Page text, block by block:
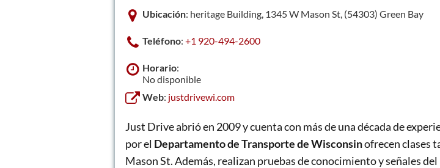
Ubicación: heritage Building, 1345 W Mason St, (54303) Green Bay
Teléfono: +1 920-494-2600
Horario:
No disponible
Web: justdrivewi.com
Just Drive abrió en 2009 y cuenta con más de una década de
por el Departamento de Transporte de Wisconsinofrecen clases
Mason St. Además, realizan pruebas de conocimiento y señales